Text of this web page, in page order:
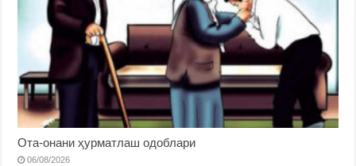
Ота-онани ҳурматлаш одоблари
06/08/2026